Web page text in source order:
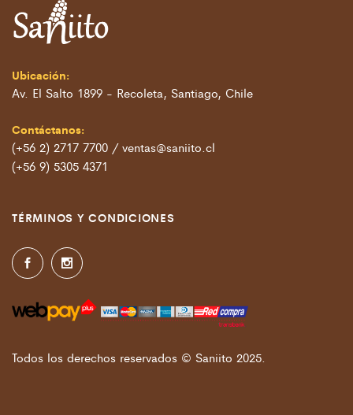
Ubicación:
Av. El Salto 1899 - Recoleta, Santiago, Chile
Contáctanos:
(+56 2) 2717 7700 / ventas@saniito.cl
(+56 9) 5305 4371
TÉRMINOS Y CONDICIONES
Todos los derechos reservados © Saniito 2025.